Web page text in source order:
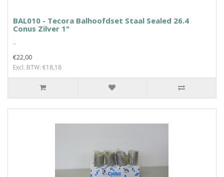
BAL010 - Tecora Balhoofdset Staal Sealed 26.4
Conus Zilver 1"
..
€22,00
Excl. BTW: €18,18